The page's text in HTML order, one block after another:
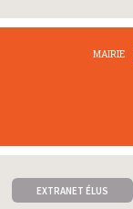
MAIRIE
EXTRANET ÉLUS